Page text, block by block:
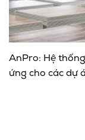
AnPro: Hệ
ứng cho các dự